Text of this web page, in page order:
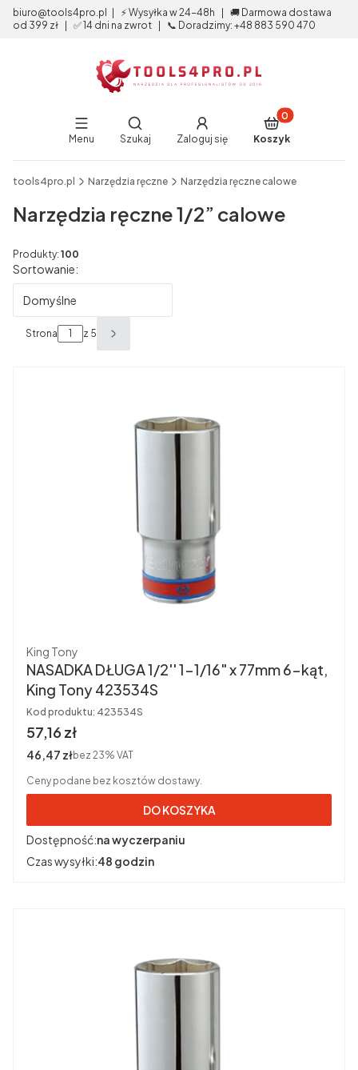
biuro@tools4pro.pl | ⚡ Wysyłka w 24-48h | 🚚 Darmowa dostawa
od 399 zł | ✅ 14 dni na zwrot | 📞 Doradzimy: +48 883 590 470
Menu
Otwórz wyszukiwarkę
Szukaj Zaloguj się
Produkty w
Koszyk
tools4pro.pl Narzędzia ręczne Narzędzia ręczne calowe
Narzędzia ręczne 1/2” calowe
Produkty: 100
Lista produktów
Sortowanie:
Domyślne
Strona z 5 Następne produkty
Producent
King Tony
NASADKA DŁUGA 1/2'' 1-1/16" x 77mm 6-kąt,
King Tony 423534S
Kod produktu: 423534S
Cena brutto
57,16 zł
Cena netto
46,47 złbez 23% VAT
Ceny podane bez kosztów dostawy.
DO KOSZYKA
Dostępność:na wyczerpaniu
Czas wysyłki:48 godzin